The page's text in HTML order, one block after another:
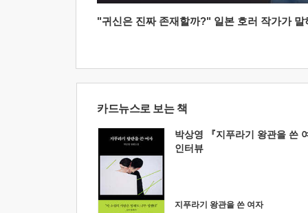
"귀신은 진짜 존재할까?" 일본 호러 작가가
카드뉴스로 보는 책
박상영 『지푸라기 왕관을 쓴
인터뷰
지푸라기 왕관을 쓴 여자